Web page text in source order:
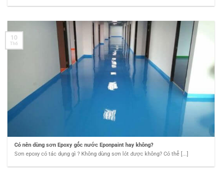
Có nên dùng sơn Epoxy gốc nước Eponpaint hay không?
Sơn epoxy có tác dụng gì ? Không dùng sơn lót được không? Có thể [...]
10
Th6